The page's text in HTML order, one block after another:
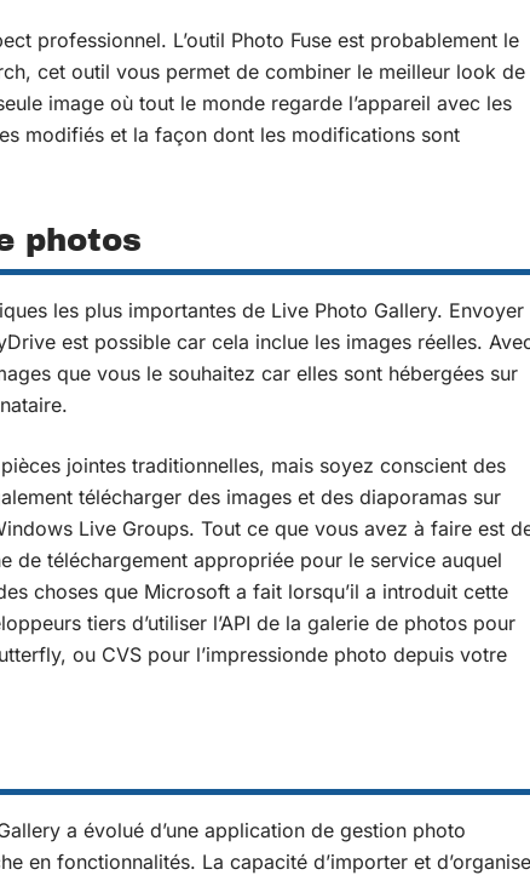
professionnel. L’outil Photo Fuse est probablement le
cet outil vous permet de combiner le meilleur look de
image où tout le monde regarde l’appareil avec les
modifiés et la façon dont les modifications sont
photos
les plus importantes de Live Photo Gallery. Envoyer
est possible car cela inclue les images réelles.
que vous le souhaitez car elles sont hébergées sur
jointes traditionnelles, mais soyez conscient des
télécharger des images et des diaporamas sur
Live Groups. Tout ce que vous avez à faire est
de téléchargement appropriée pour le service auquel
choses que Microsoft a fait lorsqu’il a introduit cette
tiers d’utiliser l’API de la galerie de photos pour
ou CVS pour l’impressionde photo depuis votre
a évolué d’une application de gestion photo
en fonctionnalités. La capacité d’importer et